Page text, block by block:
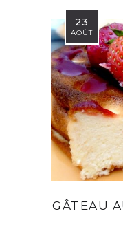
23
AOÛT
GÂTEAU